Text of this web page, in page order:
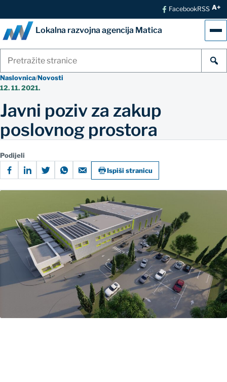
FacebookRSS A+
Lokalna razvojna agencija Matica
Naslovnica/Novosti
12. 11. 2021.
Javni poziv za zakup
poslovnog prostora
Podijeli
Ispiši stranicu